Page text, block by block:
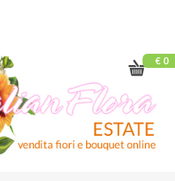
€ 0